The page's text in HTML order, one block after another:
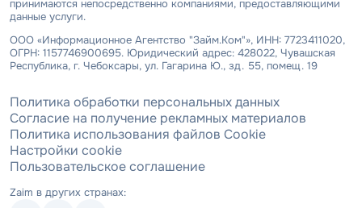
принимаются непосредственно компаниями, предоставляющими
данные услуги.
ООО «Информационное Агентство "Займ.Ком"», ИНН: 7723411020,
ОГРН: 1157746900695. Юридический адрес: 428022, Чувашская
Республика, г. Чебоксары, ул. Гагарина Ю., зд. 55, помещ. 19
Политика обработки персональных данных
Согласие на получение рекламных материалов
Политика использования файлов Cookie
Настройки cookie
Пользовательское соглашение
Zaim в других странах: